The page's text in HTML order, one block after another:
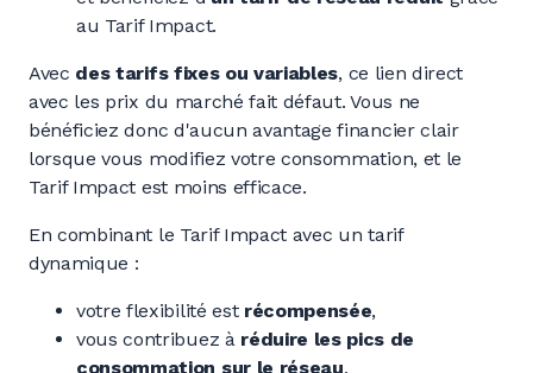
au Tarif Impact.
Avec des tarifs fixes ou variables, ce lien direct
avec les prix du marché fait défaut. Vous ne
bénéficiez donc d'aucun avantage financier clair
lorsque vous modifiez votre consommation, et le
Tarif Impact est moins efficace.
En combinant le Tarif Impact avec un tarif
dynamique :
votre flexibilité est récompensée,
vous contribuez àréduire les pics de
consommation sur le réseau,